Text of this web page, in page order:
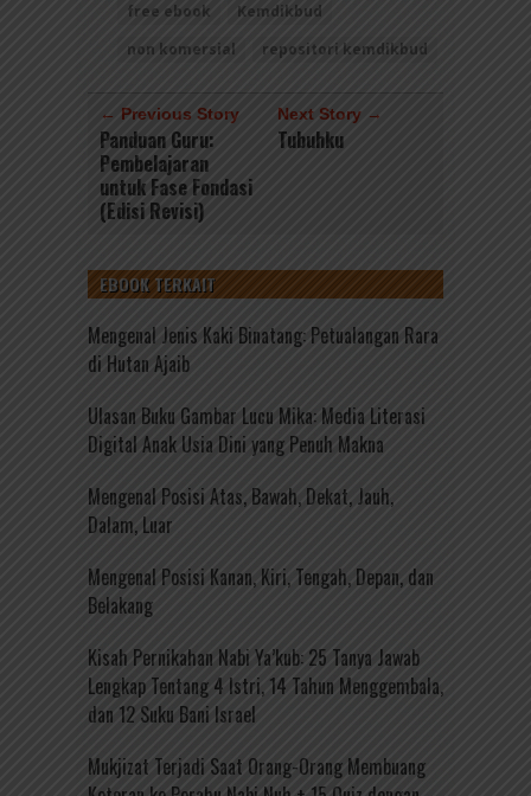
free ebook
Kemdikbud
non komersial
repositori kemdikbud
← Previous Story
Panduan Guru:
Pembelajaran
untuk Fase Fondasi
(Edisi Revisi)
Next Story →
Tubuhku
EBOOK TERKAIT
Mengenal Jenis Kaki Binatang: Petualangan Rara
di Hutan Ajaib
Ulasan Buku Gambar Lucu Mika: Media Literasi
Digital Anak Usia Dini yang Penuh Makna
Mengenal Posisi Atas, Bawah, Dekat, Jauh,
Dalam, Luar
Mengenal Posisi Kanan, Kiri, Tengah, Depan, dan
Belakang
Kisah Pernikahan Nabi Ya’kub: 25 Tanya Jawab
Lengkap Tentang 4 Istri, 14 Tahun Menggembala,
dan 12 Suku Bani Israel
Mukjizat Terjadi Saat Orang-Orang Membuang